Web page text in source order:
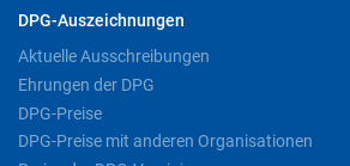
DPG-Auszeichnungen
Aktuelle Ausschreibungen
Ehrungen der DPG
DPG-Preise
DPG-Preise mit anderen Organisationen